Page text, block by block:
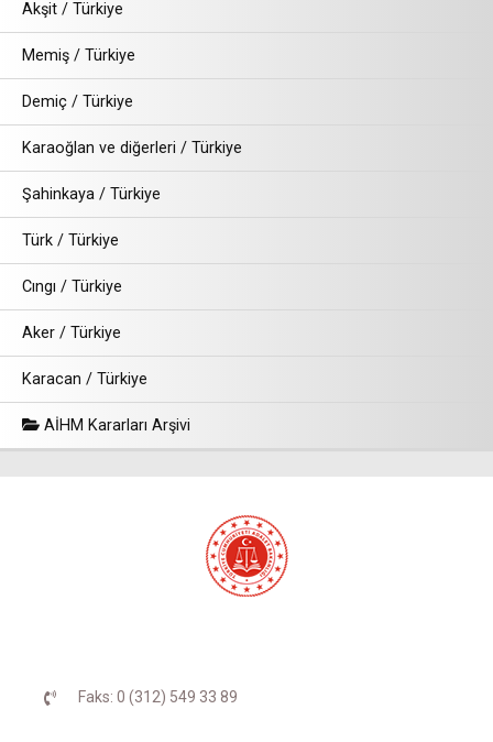
Akşit / Türkiye
Memiş / Türkiye
Demiç / Türkiye
Karaoğlan ve diğerleri / Türkiye
Şahinkaya / Türkiye
Türk / Türkiye
Cıngı / Türkiye
Aker / Türkiye
Karacan / Türkiye
AİHM Kararları Arşivi
Faks: 0 (312) 549 33 89